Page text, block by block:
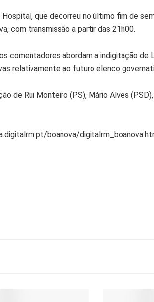
que decorreu no último fim de
com transmissão a partir das 21h00.
comentadores abordam a indigitação de
relativamente ao futuro elenco
de Rui Monteiro (PS), Mário Alves
boanova/